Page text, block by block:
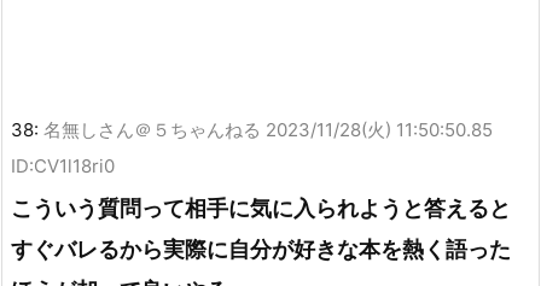
38: 名無しさん＠５ちゃんねる 2023/11/28(火) 11:50:50.85
ID:CV1l18ri0
こういう質問って相手に気に入られようと答えると
すぐバレるから実際に自分が好きな本を熱く語った